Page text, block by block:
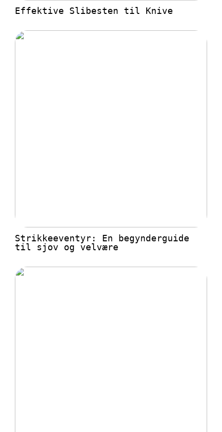
Effektive Slibesten til Knive
Strikkeeventyr: En begynderguide
til sjov og velvære